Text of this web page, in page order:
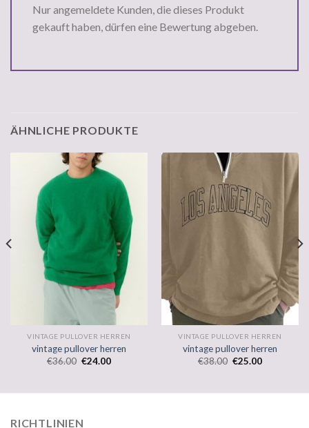
Nur angemeldete Kunden, die dieses Produkt
gekauft haben, dürfen eine Bewertung abgeben.
ÄHNLICHE PRODUKTE
VINTAGE PULLOVER HERREN
vintage pullover herren
€36.00 €24.00
VINTAGE PULLOVER HERREN
vintage pullover herren
€38.00 €25.00
RICHTLINIEN